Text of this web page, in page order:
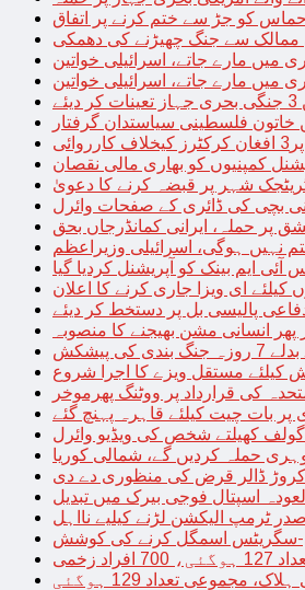
حماس کو جڑ سے ختم کرنے پر اتفاق
ممالک سے جنگ چھیڑنے کی دھمکی
میں مارے جاتے، اسرائیلی خواتین
میں مارے جاتے، اسرائیلی خواتین
کمپنیوں کو بھاری مالی نقصان
شہر پر قبضہ کرنے کا دعویٰ
بچی کی ڈائری کے صفحات وائرل
پر حملہ، ایرانی کمانڈرجاں بحق
نہیں ہوگی، اسرائیلی وزیراعظم
ایم بینک کو آپریشنل کردیا گیا
کیلئے ای ویزا جاری کرنے کا اعلان
پالیسی بل پر دستخط کر دیئے
کیلئے مستقل ویزے کا اجرا شروع
پر بات چیت کیلئے قاہرہ پہنچ گئے
کھیلتے شخص کی ویڈیو وائرل
حملہ کردیں گے، شمالی کوریا
ٹرمپ الیکشن لڑنے کیلیے نااہل